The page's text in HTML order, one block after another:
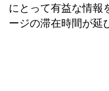
にとって有益な情報
ージの滞在時間が延